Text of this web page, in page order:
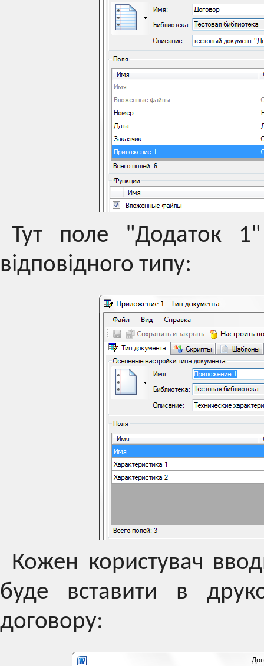
Тут поле "Додаток
відповідного типу:
Кожен користувач
буде вставити в
договору: